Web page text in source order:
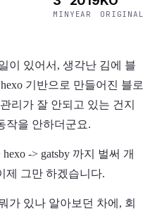
Light Dark System
MINYEAR ORIGINAL
이 있어서, 생각난 김에 블
기반으로 만들어진 블로
리가 잘 안되고 있는 건지
작을 안하더군요.
hexo -> gatsby 까지 벌써 개
제 그만 하겠습니다.
가 있나 알아보던 차에, 회